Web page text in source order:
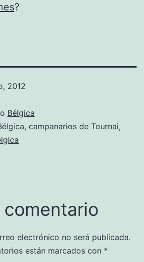
?
2012
Bélgica
, campanarios de Tournai,
comentario
electrónico no será publicada.
están marcados con *